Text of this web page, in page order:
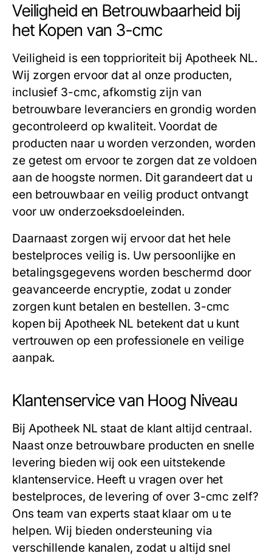
Veiligheid en Betrouwbaarheid bij
het Kopen van 3-cmc
Veiligheid is een topprioriteit bij Apotheek NL.
Wij zorgen ervoor dat al onze producten,
inclusief 3-cmc, afkomstig zijn van
betrouwbare leveranciers en grondig worden
gecontroleerd op kwaliteit. Voordat de
producten naar u worden verzonden, worden
ze getest om ervoor te zorgen dat ze voldoen
aan de hoogste normen. Dit garandeert dat u
een betrouwbaar en veilig product ontvangt
voor uw onderzoeksdoeleinden.
Daarnaast zorgen wij ervoor dat het hele
bestelproces veilig is. Uw persoonlijke en
betalingsgegevens worden beschermd door
geavanceerde encryptie, zodat u zonder
zorgen kunt betalen en bestellen. 3-cmc
kopen bij Apotheek NL betekent dat u kunt
vertrouwen op een professionele en veilige
aanpak.
Klantenservice van Hoog Niveau
Bij Apotheek NL staat de klant altijd centraal.
Naast onze betrouwbare producten en snelle
levering bieden wij ook een uitstekende
klantenservice. Heeft u vragen over het
bestelproces, de levering of over 3-cmc zelf?
Ons team van experts staat klaar om u te
helpen. Wij bieden ondersteuning via
verschillende kanalen, zodat u altijd snel